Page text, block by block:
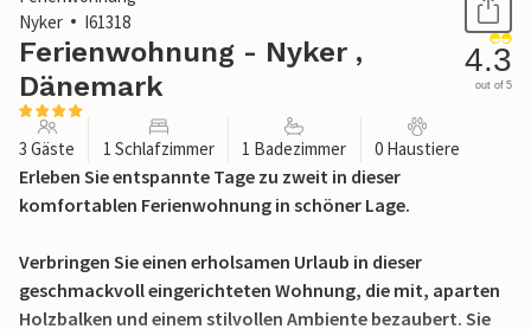
Nyker
I61318
Ferienwohnung - Nyker ,
Dänemark
4.3
out of 5
3 Gäste 1 Schlafzimmer 1 Badezimmer 0 Haustiere
Erleben Sie entspannte Tage zu zweit in dieser
komfortablen Ferienwohnung in schöner Lage.
Verbringen Sie einen erholsamen Urlaub in dieser
geschmackvoll eingerichteten Wohnung, die mit, aparten
Holzbalken und einem stilvollen Ambiente bezaubert. Sie